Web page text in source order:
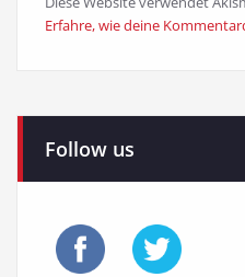
Erfahre, wie deine
Follow us